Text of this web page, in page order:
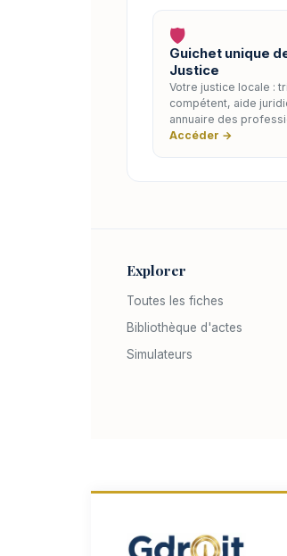
🛡️
Guichet unique
Justice
Votre justice locale :
compétent, aide
annuaire des
Accéder →
Explorer
Toutes les fiches
Bibliothèque d'actes
Simulateurs